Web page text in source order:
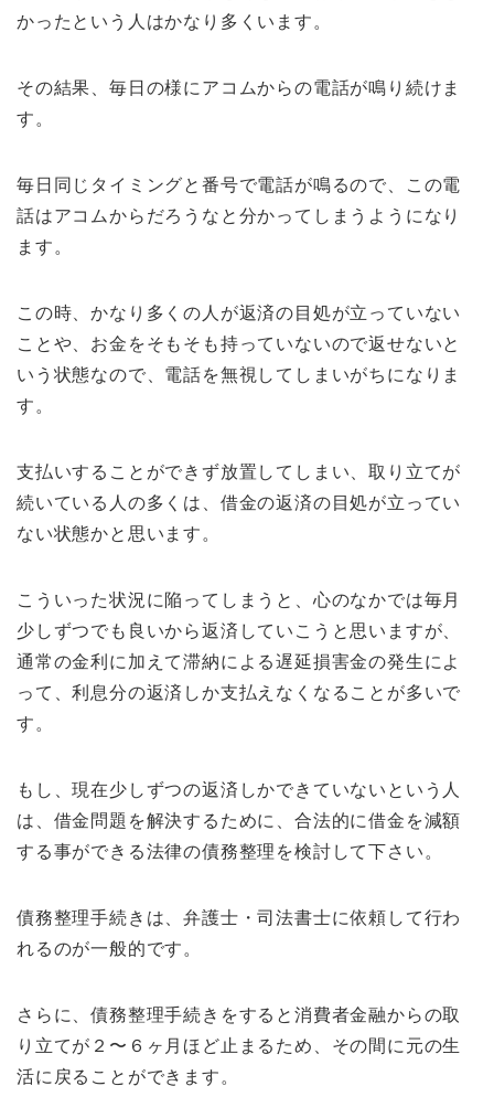
かったという人はかなり多くいます。
その結果、毎日の様にアコムからの電話が鳴り続けま
す。
毎日同じタイミングと番号で電話が鳴るので、この電
話はアコムからだろうなと分かってしまうようになり
ます。
この時、かなり多くの人が返済の目処が立っていない
ことや、お金をそもそも持っていないので返せないと
いう状態なので、電話を無視してしまいがちになりま
す。
支払いすることができず放置してしまい、取り立てが
続いている人の多くは、借金の返済の目処が立ってい
ない状態かと思います。
こういった状況に陥ってしまうと、心のなかでは毎月
少しずつでも良いから返済していこうと思いますが、
通常の金利に加えて滞納による遅延損害金の発生によ
って、利息分の返済しか支払えなくなることが多いで
す。
もし、現在少しずつの返済しかできていないという人
は、借金問題を解決するために、合法的に借金を減額
する事ができる法律の債務整理を検討して下さい。
債務整理手続きは、弁護士・司法書士に依頼して行わ
れるのが一般的です。
さらに、債務整理手続きをすると消費者金融からの取
り立てが２〜６ヶ月ほど止まるため、その間に元の生
活に戻ることができます。